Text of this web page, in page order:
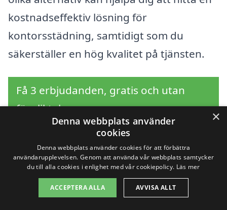
kostnadseffektiv lösning för
kontorsstädning, samtidigt som du
säkerställer en hög kvalitet på tjänsten.
Få 3 erbjudanden, gratis och utan
förpliktelser
Sök efter en
professionell för
×
Denna webbplats använder
cookies
Denna webbplats använder cookies för att förbättra
användarupplevelsen. Genom att använda vår webbplats samtycker
du till alla cookies i enlighet med vår cookiepolicy. Läs mer
ACCEPTERA ALLA AVVISA ALLT